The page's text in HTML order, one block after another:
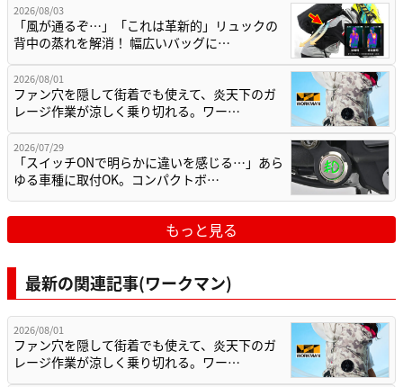
2026/08/03
「風が通るぞ…」「これは革新的」リュックの
背中の蒸れを解消！ 幅広いバッグに…
2026/08/01
ファン穴を隠して街着でも使えて、炎天下のガ
レージ作業が涼しく乗り切れる。ワー…
2026/07/29
「スイッチONで明らかに違いを感じる…」あら
ゆる車種に取付OK。コンパクトボ…
もっと見る
最新の関連記事(ワークマン)
2026/08/01
ファン穴を隠して街着でも使えて、炎天下のガ
レージ作業が涼しく乗り切れる。ワー…